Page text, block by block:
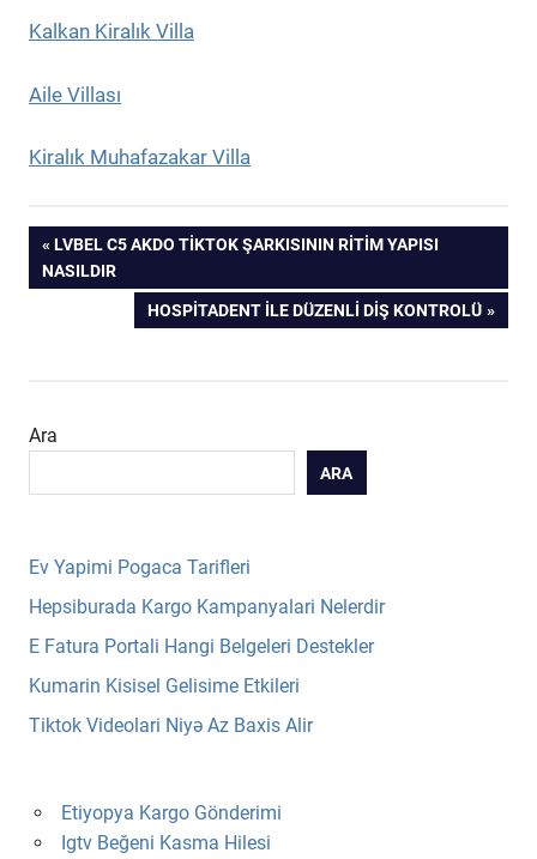
Kalkan Kiralık Villa
Aile Villası
Kiralık Muhafazakar Villa
Yazı
gezinmesi
PREVIOUS
POST:
LVBEL C5 AKDO TIKTOK ŞARKISININ RITIM YAPISI
NASILDIR
NEXT
HOSPITADENT İLE DÜZENLI DIŞ KONTROLÜ
Ara
ARA
Ev Yapimi Pogaca Tarifleri
Hepsiburada Kargo Kampanyalari Nelerdir
E Fatura Portali Hangi Belgeleri Destekler
Kumarin Kisisel Gelisime Etkileri
Tiktok Videolari Niyə Az Baxis Alir
Etiyopya Kargo Gönderimi
Igtv Beğeni Kasma Hilesi